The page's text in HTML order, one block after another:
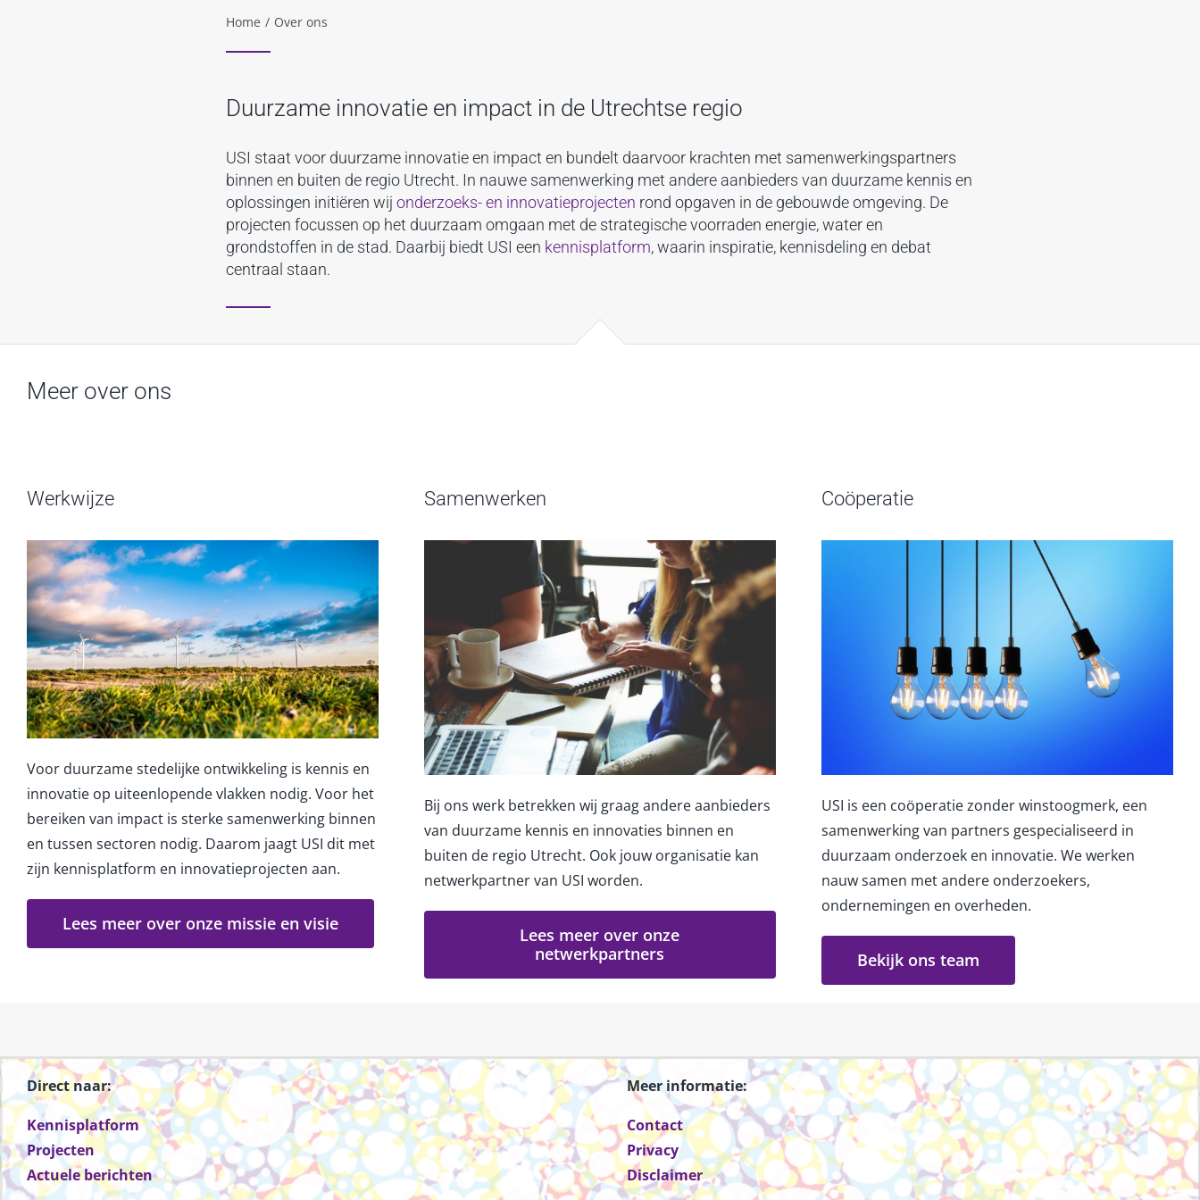
Home / Over ons
Duurzame innovatie en impact in de Utrechtse regio
USI staat voor duurzame innovatie en impact en bundelt daarvoor krachten met samenwerkingspartners
binnen en buiten de regio Utrecht. In nauwe samenwerking met andere aanbieders van duurzame kennis en
oplossingen initiëren wij onderzoeks- en innovatieprojecten rond opgaven in de gebouwde omgeving. De
projecten focussen op het duurzaam omgaan met de strategische voorraden energie, water en
grondstoffen in de stad. Daarbij biedt USI een kennisplatform, waarin inspiratie, kennisdeling en debat
centraal staan.
Meer over ons
Werkwijze
Voor duurzame stedelijke ontwikkeling is kennis en
innovatie op uiteenlopende vlakken nodig. Voor het
bereiken van impact is sterke samenwerking binnen
en tussen sectoren nodig. Daarom jaagt USI dit met
zijn kennisplatform en innovatieprojecten aan.
Lees meer over onze missie en visie
Samenwerken
Bij ons werk betrekken wij graag andere aanbieders
van duurzame kennis en innovaties binnen en
buiten de regio Utrecht. Ook jouw organisatie kan
netwerkpartner van USI worden.
Lees meer over onze
netwerkpartners
Coöperatie
USI is een coöperatie zonder winstoogmerk, een
samenwerking van partners gespecialiseerd in
duurzaam onderzoek en innovatie. We werken
nauw samen met andere onderzoekers,
ondernemingen en overheden.
Bekijk ons team
Direct naar:
Kennisplatform
Projecten
Actuele berichten
Meer informatie:
Contact
Privacy
Disclaimer